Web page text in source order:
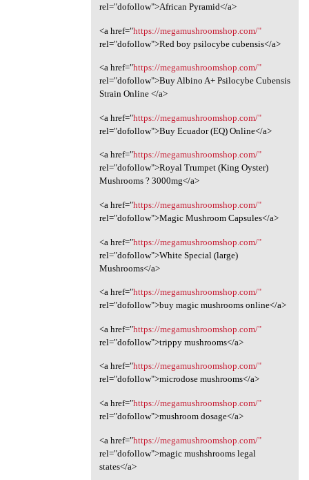
rel="dofollow">African Pyramid</a>
<a href="https://megamushroomshop.com/"
rel="dofollow">Red boy psilocybe cubensis</a>
<a href="https://megamushroomshop.com/"
rel="dofollow">Buy Albino A+ Psilocybe Cubensis
Strain Online </a>
<a href="https://megamushroomshop.com/"
rel="dofollow">Buy Ecuador (EQ) Online</a>
<a href="https://megamushroomshop.com/"
rel="dofollow">Royal Trumpet (King Oyster)
Mushrooms ? 3000mg</a>
<a href="https://megamushroomshop.com/"
rel="dofollow">Magic Mushroom Capsules</a>
<a href="https://megamushroomshop.com/"
rel="dofollow">White Special (large)
Mushrooms</a>
<a href="https://megamushroomshop.com/"
rel="dofollow">buy magic mushrooms online</a>
<a href="https://megamushroomshop.com/"
rel="dofollow">trippy mushrooms</a>
<a href="https://megamushroomshop.com/"
rel="dofollow">microdose mushrooms</a>
<a href="https://megamushroomshop.com/"
rel="dofollow">mushroom dosage</a>
<a href="https://megamushroomshop.com/"
rel="dofollow">magic mushshrooms legal
states</a>